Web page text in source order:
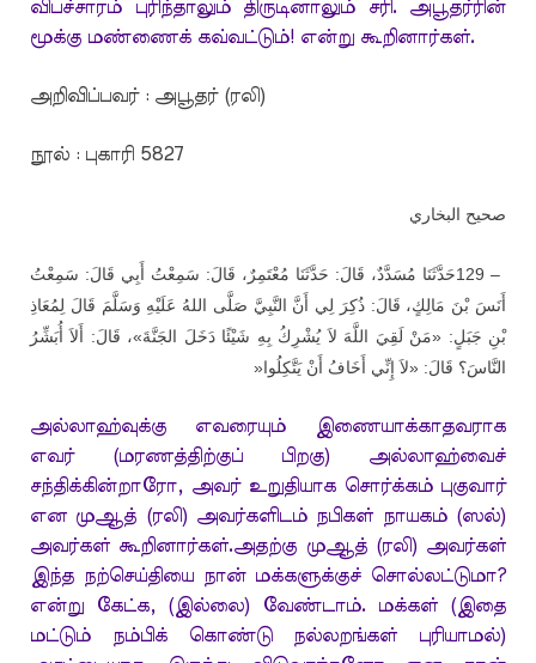
விபச்சாரம் புரிந்தாலும் திருடினாலும் சரி. அபூதர்ரின்
மூக்கு மண்ணைக் கவ்வட்டும்! என்று கூறினார்கள்.
அறிவிப்பவர் : அபூதர் (ரலி)
நூல் : புகாரி 5827
صحيح البخاري
129 –حَدَّثَنَا مُسَدَّدٌ، قَالَ: حَدَّثَنَا مُعْتَمِرٌ، قَالَ: سَمِعْتُ أَبِي قَالَ: سَمِعْتُ
أَنَسَ بْنَ مَالِكٍ، قَالَ: ذُكِرَ لِي أَنَّ النَّبِيَّ صَلَّى اللهُ عَلَيْهِ وَسَلَّمَ قَالَ لِمُعَاذِ
بْنِ جَبَلٍ: «مَنْ لَقِيَ اللَّهَ لاَ يُشْرِكُ بِهِ شَيْئًا دَخَلَ الجَنَّةَ»، قَالَ: أَلاَ أُبَشِّرُ
النَّاسَ؟ قَالَ: «لاَ إِنِّي أَخَافُ أَنْ يَتَّكِلُوا»
அல்லாஹ்வுக்கு எவரையும் இணையாக்காதவராக
எவர் (மரணத்திற்குப் பிறகு) அல்லாஹ்வைச்
சந்திக்கின்றாரோ, அவர் உறுதியாக சொர்க்கம் புகுவார்
என முஆத் (ரலி) அவர்களிடம் நபிகள் நாயகம் (ஸல்)
அவர்கள் கூறினார்கள்.அதற்கு முஆத் (ரலி) அவர்கள்
இந்த நற்செய்தியை நான் மக்களுக்குச் சொல்லட்டுமா?
என்று கேட்க, (இல்லை) வேண்டாம். மக்கள் (இதை
மட்டும் நம்பிக் கொண்டு நல்லறங்கள் புரியாமல்)